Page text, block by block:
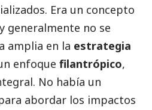
Era un concepto
generalmente no se
amplia en la estrategia
enfoque filantrópico,
No había un
abordar los impactos